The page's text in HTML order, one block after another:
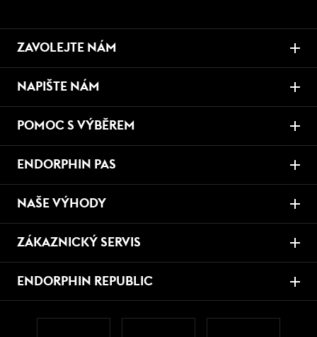
ZAVOLEJTE NÁM
NAPIŠTE NÁM
POMOC S VÝBĚREM
ENDORPHIN PAS
NAŠE VÝHODY
ZÁKAZNICKÝ SERVIS
ENDORPHIN REPUBLIC